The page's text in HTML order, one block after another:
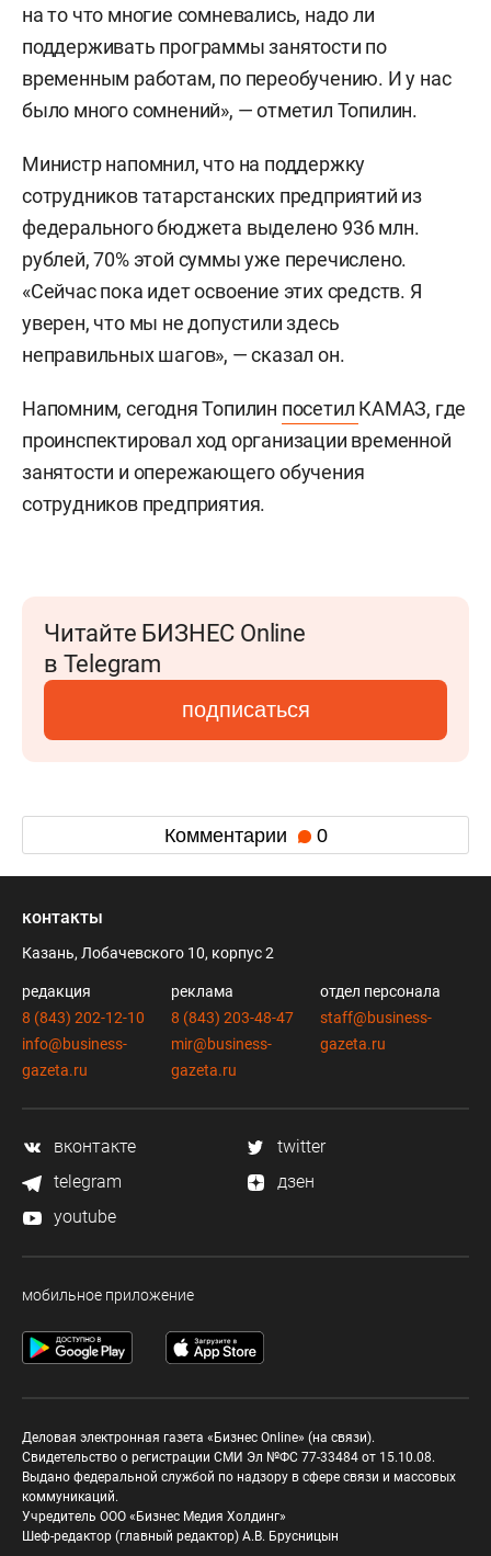
на то что многие сомневались, надо ли
поддерживать программы занятости по
временным работам, по переобучению. И у нас
было много сомнений», — отметил Топилин.
Министр напомнил, что на поддержку
сотрудников татарстанских предприятий из
федерального бюджета выделено 936 млн.
рублей, 70% этой суммы уже перечислено.
«Сейчас пока идет освоение этих средств. Я
уверен, что мы не допустили здесь
неправильных шагов», — сказал он.
Напомним, сегодня Топилин посетил КАМАЗ, где
проинспектировал ход организации временной
занятости и опережающего обучения
сотрудников предприятия.
Читайте БИЗНЕС Online
в Telegram
подписаться
Комментарии 0
контакты
Казань, Лобачевского 10, корпус 2
редакция
8 (843) 202-12-10
info@business-
gazeta.ru
реклама
8 (843) 203-48-47
mir@business-
gazeta.ru
отдел персонала
staff@business-
gazeta.ru
вконтакте
twitter
telegram
дзен
youtube
мобильное приложение
Деловая электронная газета «Бизнес Online» (на связи).
Свидетельство о регистрации СМИ Эл №ФС 77-33484 от 15.10.08.
Выдано федеральной службой по надзору в сфере связи и массовых
коммуникаций.
Учредитель ООО «Бизнес Медия Холдинг»
Шеф-редактор (главный редактор) А.В. Брусницын